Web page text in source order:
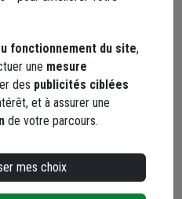
fonctionnement du site,
une mesure
des publicités ciblées
et à assurer une
de votre parcours.
mes choix